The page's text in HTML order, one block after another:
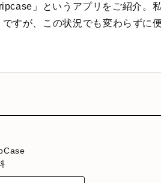
」というアプリをご紹介。
すが、この状況でも変わらずに